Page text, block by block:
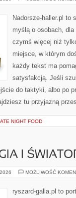
Nadorsze-haller.pl to
myślą o osobach,
czymś więcej niż
miejsce, w którym
każdy tekst ma
satysfakcją. Jeśli
do taktyki, albo po
tu przyjazną
NIGHT FOOD
I
MOŻLIWOŚĆ
ryszard-galla.pl to